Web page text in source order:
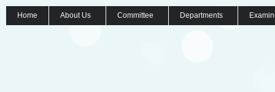
Home About Us Committee Departments